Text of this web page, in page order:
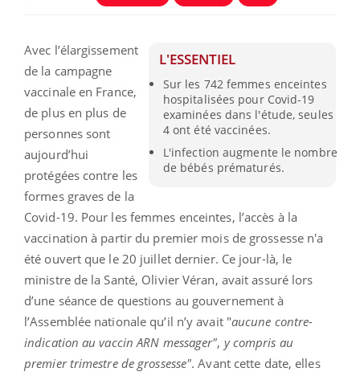
L'ESSENTIEL
Sur les 742 femmes enceintes
hospitalisées pour Covid-19
examinées dans l'étude, seules
4 ont été vaccinées.
L'infection augmente le nombre
de bébés prématurés.
Avec l’élargissement
de la campagne
vaccinale en France,
de plus en plus de
personnes sont
aujourd’hui
protégées contre les
formes graves de la
Covid-19. Pour les femmes enceintes, l’accès à la
vaccination à partir du premier mois de grossesse n'a
été ouvert que le 20 juillet dernier. Ce jour-là, le
ministre de la Santé, Olivier Véran, avait assuré lors
d’une séance de questions au gouvernement à
l’Assemblée nationale qu’il n’y avait "aucune contre-
indication au vaccin ARN messager", y compris au
premier trimestre de grossesse". Avant cette date, elles